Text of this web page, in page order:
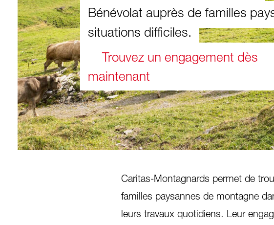
Bénévolat auprès de familles
situations difficiles.
Trouvez un engagement dès
maintenant
Caritas-Montagnards permet de
familles paysannes de montagne
leurs travaux quotidiens. Leur